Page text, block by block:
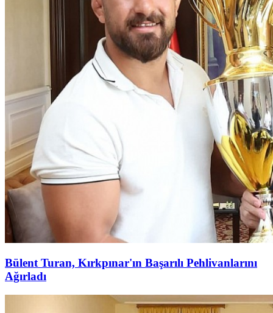
Bülent Turan, Kırkpınar'ın Başarılı Pehlivanlarını
Ağırladı